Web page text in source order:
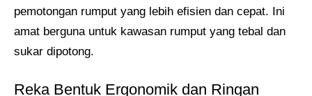
pemotongan rumput yang lebih efisien dan cepat. Ini
amat berguna untuk kawasan rumput yang tebal dan
sukar dipotong.
Reka Bentuk Ergonomik dan Ringan